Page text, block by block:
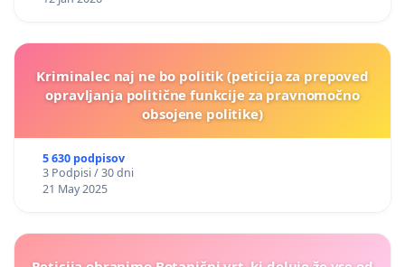
Kriminalec naj ne bo politik (peticija za prepoved
opravljanja politične funkcije za pravnomočno
obsojene politike)
5 630 podpisov
3 Podpisi / 30 dni
21 May 2025